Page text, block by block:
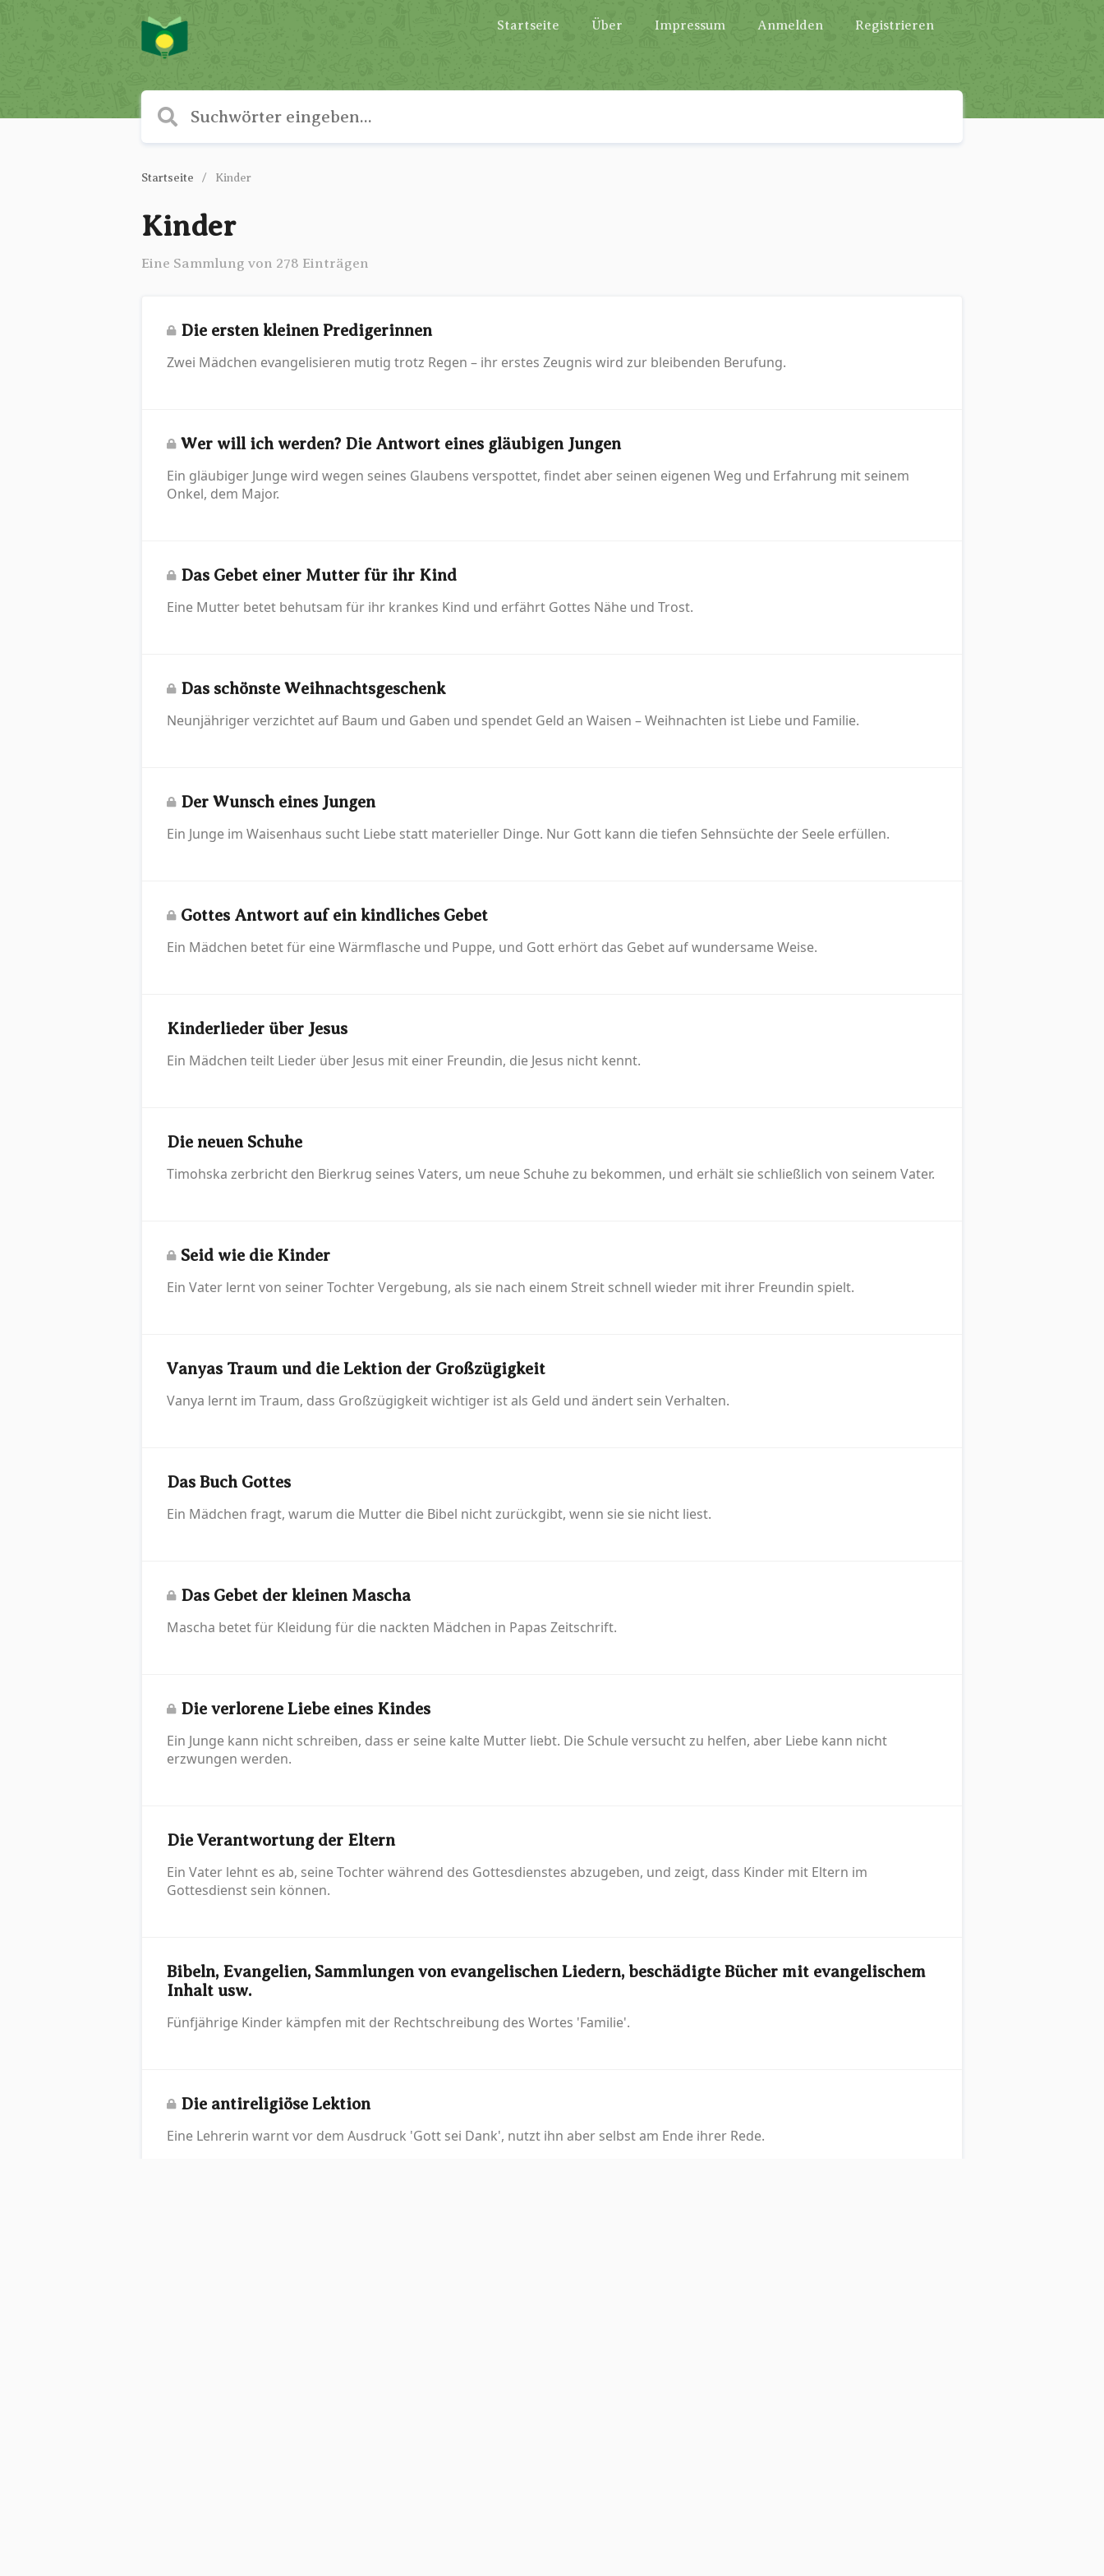
Startseite Über Impressum Anmelden Registrieren
Startseite Kinder
Kinder
Eine Sammlung von 278 Einträgen
Die ersten kleinen Predigerinnen
Zwei Mädchen evangelisieren mutig trotz Regen – ihr erstes Zeugnis wird zur bleibenden Berufung.
Wer will ich werden? Die Antwort eines gläubigen Jungen
Ein gläubiger Junge wird wegen seines Glaubens verspottet, findet aber seinen eigenen Weg und Erfahrung mit seinem
Onkel, dem Major.
Das Gebet einer Mutter für ihr Kind
Eine Mutter betet behutsam für ihr krankes Kind und erfährt Gottes Nähe und Trost.
Das schönste Weihnachtsgeschenk
Neunjähriger verzichtet auf Baum und Gaben und spendet Geld an Waisen – Weihnachten ist Liebe und Familie.
Der Wunsch eines Jungen
Ein Junge im Waisenhaus sucht Liebe statt materieller Dinge. Nur Gott kann die tiefen Sehnsüchte der Seele erfüllen.
Gottes Antwort auf ein kindliches Gebet
Ein Mädchen betet für eine Wärmflasche und Puppe, und Gott erhört das Gebet auf wundersame Weise.
Kinderlieder über Jesus
Ein Mädchen teilt Lieder über Jesus mit einer Freundin, die Jesus nicht kennt.
Die neuen Schuhe
Timohska zerbricht den Bierkrug seines Vaters, um neue Schuhe zu bekommen, und erhält sie schließlich von seinem Vater.
Seid wie die Kinder
Ein Vater lernt von seiner Tochter Vergebung, als sie nach einem Streit schnell wieder mit ihrer Freundin spielt.
Vanyas Traum und die Lektion der Großzügigkeit
Vanya lernt im Traum, dass Großzügigkeit wichtiger ist als Geld und ändert sein Verhalten.
Das Buch Gottes
Ein Mädchen fragt, warum die Mutter die Bibel nicht zurückgibt, wenn sie sie nicht liest.
Das Gebet der kleinen Mascha
Mascha betet für Kleidung für die nackten Mädchen in Papas Zeitschrift.
Die verlorene Liebe eines Kindes
Ein Junge kann nicht schreiben, dass er seine kalte Mutter liebt. Die Schule versucht zu helfen, aber Liebe kann nicht
erzwungen werden.
Die Verantwortung der Eltern
Ein Vater lehnt es ab, seine Tochter während des Gottesdienstes abzugeben, und zeigt, dass Kinder mit Eltern im
Gottesdienst sein können.
Bibeln, Evangelien, Sammlungen von evangelischen Liedern, beschädigte Bücher mit evangelischem
Inhalt usw.
Fünfjährige Kinder kämpfen mit der Rechtschreibung des Wortes 'Familie'.
Die antireligiöse Lektion
Eine Lehrerin warnt vor dem Ausdruck 'Gott sei Dank', nutzt ihn aber selbst am Ende ihrer Rede.